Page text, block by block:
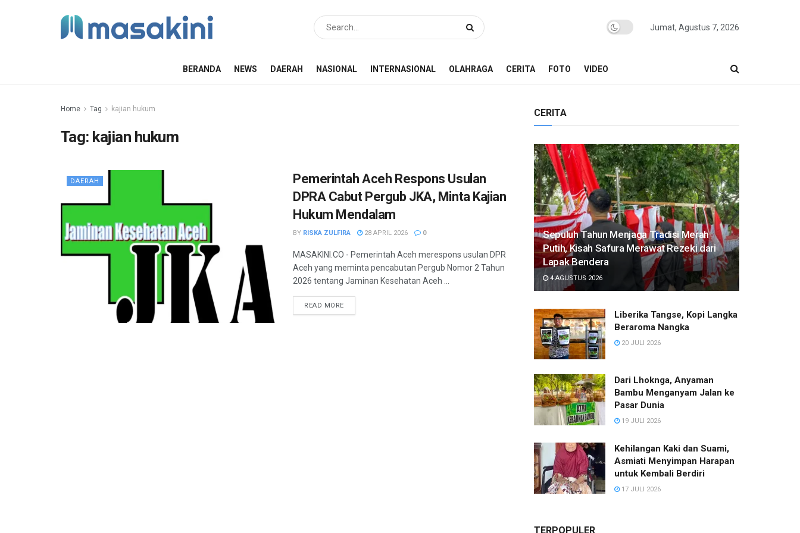
Jumat, Agustus 7, 2026
BERANDA NEWS DAERAH NASIONAL INTERNASIONAL OLAHRAGA CERITA FOTO VIDEO
Home Tag kajian hukum
Tag: kajian hukum
DAERAH
Pemerintah Aceh Respons Usulan
DPRA Cabut Pergub JKA, Minta Kajian
Hukum Mendalam
BY RISKA ZULFIRA 28 APRIL 2026 0
MASAKINI.CO - Pemerintah Aceh merespons usulan DPR
Aceh yang meminta pencabutan Pergub Nomor 2 Tahun
2026 tentang Jaminan Kesehatan Aceh ...
READ MORE
CERITA
Sepuluh Tahun Menjaga Tradisi Merah
Putih, Kisah Safura Merawat Rezeki dari
Lapak Bendera
4 AGUSTUS 2026
Liberika Tangse, Kopi Langka
Beraroma Nangka
20 JULI 2026
Dari Lhoknga, Anyaman
Bambu Menganyam Jalan ke
Pasar Dunia
19 JULI 2026
Kehilangan Kaki dan Suami,
Asmiati Menyimpan Harapan
untuk Kembali Berdiri
17 JULI 2026
TERPOPULER